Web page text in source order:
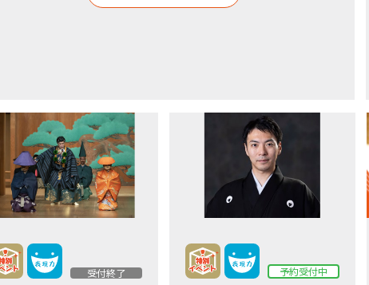
受付終了 予約受付中